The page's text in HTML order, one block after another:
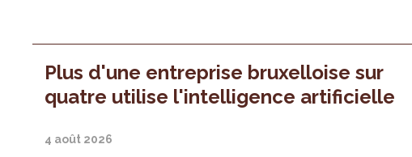
Plus d'une entreprise bruxelloise sur
quatre utilise l'intelligence artificielle
4 août 2026